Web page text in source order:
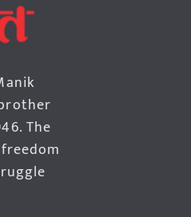
The